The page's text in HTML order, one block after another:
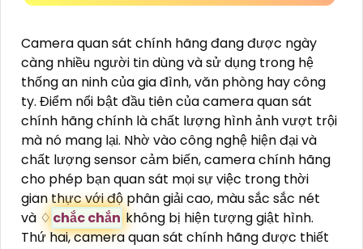
Camera quan sát chính hãng đang được ngày
càng nhiều người tin dùng và sử dụng trong hệ
thống an ninh của gia đình, văn phòng hay công
ty. Điểm nổi bật đầu tiên của camera quan sát
chính hãng chính là chất lượng hình ảnh vượt trội
mà nó mang lại. Nhờ vào công nghệ hiện đại và
chất lượng sensor cảm biến, camera chính hãng
cho phép bạn quan sát mọi sự việc trong thời
gian thực với độ phân giải cao, màu sắc sắc nét
và ♢ chắc chắn không bị hiện tượng giật hình.
Thứ hai, camera quan sát chính hãng được thiết